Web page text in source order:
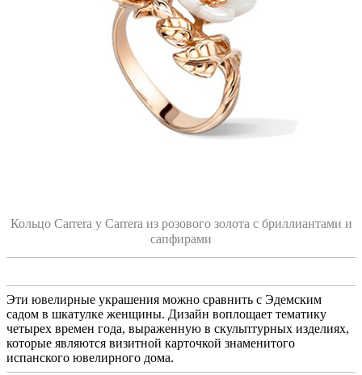
Кольцо Carrera y Carrera из розового золота с бриллиантами и
сапфирами
Эти ювелирные украшения можно сравнить с Эдемским
садом в шкатулке женщины. Дизайн воплощает тематику
четырех времен года, выраженную в скульптурных изделиях,
которые являются визитной карточкой знаменитого
испанского ювелирного дома.